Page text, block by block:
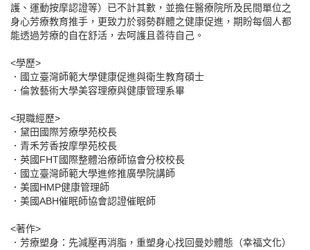
護、運動按摩認證等）已不計其數，並擔任醫療院所及民間單位之
身心芳療教育推手，更致力於弱勢群體之健康促進，期盼每個人都
能透過芳療的自在舒活，去呵護且善待自己。
<學歷>
．國立臺灣師範大學健康促進與衛生教育碩士
．倫敦藝術大學美容理療與健康管理系畢
<現職經歷>
．黛田國際芳療學苑校長
．青禾芳香按摩學苑校長
．英國FHT國際整體治療師協會分校校長
．國立臺灣師範大學進修推廣學院講師
．美國HMP健康管理師
．美國ABH催眠師協會認證催眠師
<著作>
．芳療塑身：先減壓再消脂，重塑身心找回曼妙體態（幸福文化）